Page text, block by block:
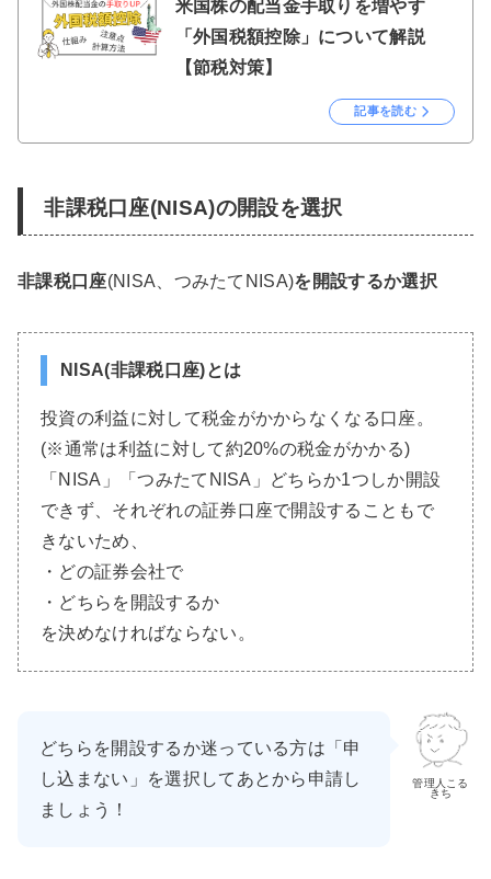
米国株の配当金手取りを増やす
「外国税額控除」について解説
【節税対策】
記事を読む
非課税口座(NISA)の開設を選択
非課税口座(NISA、つみたてNISA)を開設するか選択
NISA(非課税口座)とは
投資の利益に対して税金がかからなくなる口座。
(※通常は利益に対して約20%の税金がかかる)
「NISA」「つみたてNISA」どちらか1つしか開設
できず、それぞれの証券口座で開設することもで
きないため、
・どの証券会社で
・どちらを開設するか
を決めなければならない。
管理人こる
きち
どちらを開設するか迷っている方は「申
し込まない」を選択してあとから申請し
ましょう！